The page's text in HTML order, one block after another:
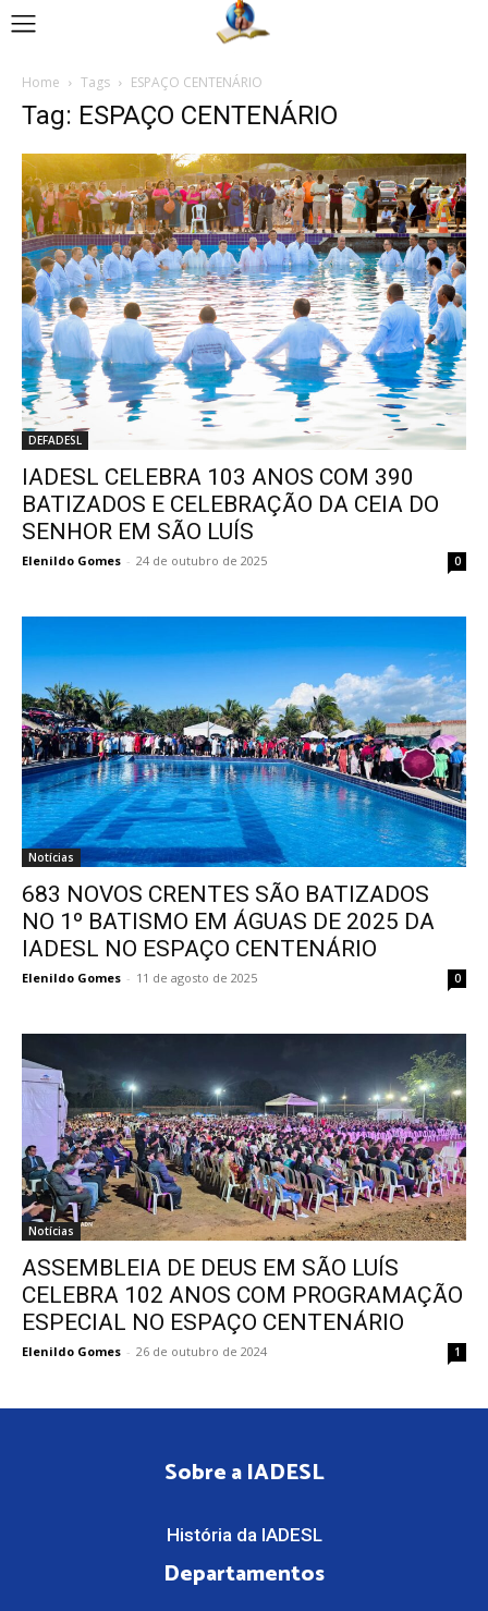
Home Tags ESPAÇO CENTENÁRIO
Tag: ESPAÇO CENTENÁRIO
DEFADESL
IADESL CELEBRA 103 ANOS COM 390
BATIZADOS E CELEBRAÇÃO DA CEIA DO
SENHOR EM SÃO LUÍS
Elenildo Gomes - 24 de outubro de 2025 0
Notícias
683 NOVOS CRENTES SÃO BATIZADOS
NO 1º BATISMO EM ÁGUAS DE 2025 DA
IADESL NO ESPAÇO CENTENÁRIO
Elenildo Gomes - 11 de agosto de 2025 0
Notícias
ASSEMBLEIA DE DEUS EM SÃO LUÍS
CELEBRA 102 ANOS COM PROGRAMAÇÃO
ESPECIAL NO ESPAÇO CENTENÁRIO
Elenildo Gomes - 26 de outubro de 2024 1
Sobre a IADESL
História da IADESL
Departamentos